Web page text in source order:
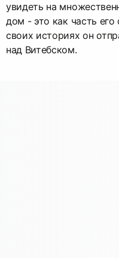
увидеть на
дом - это как часть
своих историях он
над Витебском.